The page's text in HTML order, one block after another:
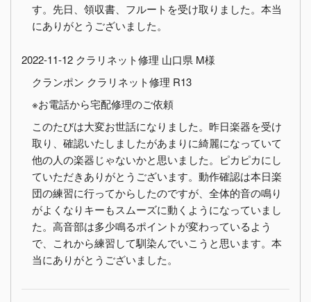
す。先日、領収書、フルートを受け取りました。本当
にありがとうございました。
2022-11-12 クラリネット修理 山口県 M様
クランポン クラリネット修理 R13
※お電話から宅配修理のご依頼
このたびは大変お世話になりました。昨日楽器を受け
取り、確認いたしましたがあまりに綺麗になっていて
他の人の楽器じゃないかと思いました。ピカピカにし
ていただきありがとうございます。動作確認は本日楽
団の練習に行ってからしたのですが、全体的音の鳴り
がよくなりキーもスムーズに動くようになっていまし
た。高音部は多少鳴るポイントが変わっているよう
で、これから練習して馴染んでいこうと思います。本
当にありがとうございました。